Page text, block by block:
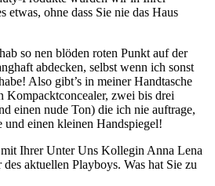
etwas, ohne dass Sie nie das Haus
so nen blöden roten Punkt auf der
abdecken, selbst wenn ich sonst
Also gibt’s in meiner Handtasche
Kompacktconcealer, zwei bis drei
einen nude Ton) die ich nie auftrage,
und einen kleinen Handspiegel!
mit Ihrer Unter Uns Kollegin Anna Lena
aktuellen Playboys. Was hat Sie zu